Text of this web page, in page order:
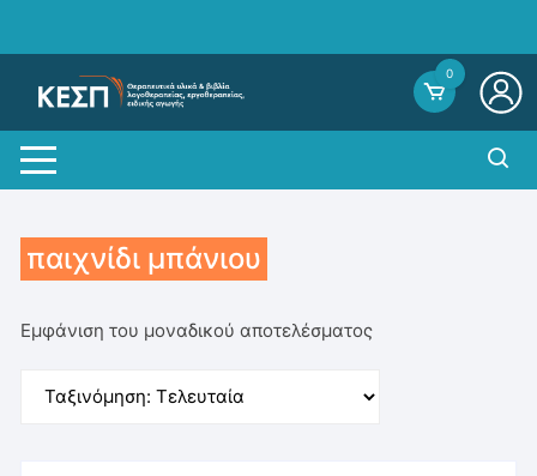
0
παιχνίδι μπάνιου
Εμφάνιση του μοναδικού αποτελέσματος